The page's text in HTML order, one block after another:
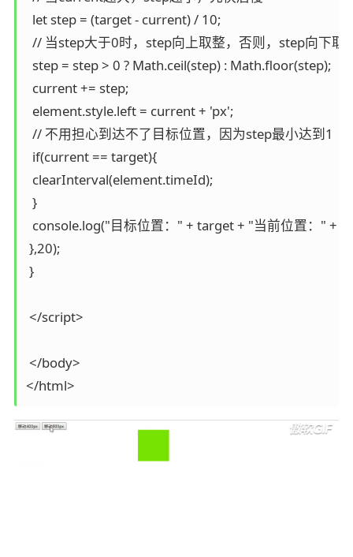
  let step = (target - current) / 10;
// 当step大于0时，step向上取整，否则，step向下取
  step = step > 0 ? Math.ceil(step) : Math.floor(step);
  current += step;
  element.style.left = current + 'px';
  // 不用担心到达不了目标位置，因为step最小达到1
  if(current == target){
  clearInterval(element.timeId);
  }
console.log("目标位置：" + target + "当前位置：" +
},20);
}
</script>
</body>
</html>